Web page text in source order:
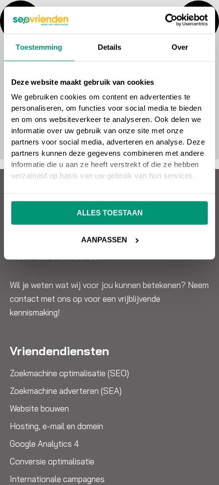
Toestemming Details Over
Deze website maakt gebruik van cookies
We gebruiken cookies om content en advertenties te
personaliseren, om functies voor social media te bieden
en om ons websiteverkeer te analyseren. Ook delen we
informatie over uw gebruik van onze site met onze
partners voor social media, adverteren en analyse. Deze
partners kunnen deze gegevens combineren met andere
informatie die u aan ze heeft verstrekt of die ze hebben
verzameld op basis van uw gebruik van hun services.
ALLES TOESTAAN
AANPASSEN
Wil jij een succesvolle website die omzet oplevert?
effectief. SEO, Google Ads, design, websitebouw en
Wil je weten wat wij voor jou kunnen betekenen? Neem
contact met ons op voor een vrijblijvende
kennismaking!
Vriendendiensten
Zoekmachine optimalisatie (SEO)
Zoekmachine adverteren (SEA)
Website bouwen
Hosting, e-mail en domein
Google Analytics 4
Conversie optimalisatie
Internationale campagnes